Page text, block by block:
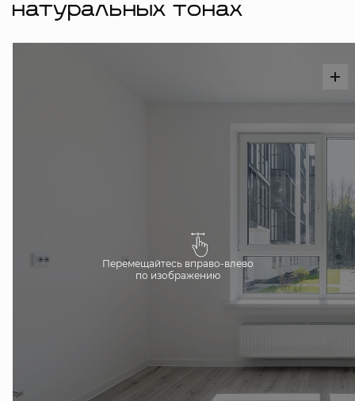
натуральных тонах
Перемещайтесь вправо-влево
по изображению